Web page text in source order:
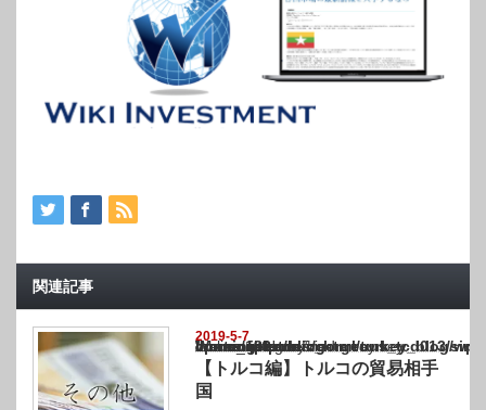
関連記事
2019-5-7
Warning
: Undefined array key "show_category" in
/home/netst/kuno-cpa.co.jp/public_html/turkey_blog/wp-content/themes/
on line183
【トルコ編】トルコの貿易相手
国